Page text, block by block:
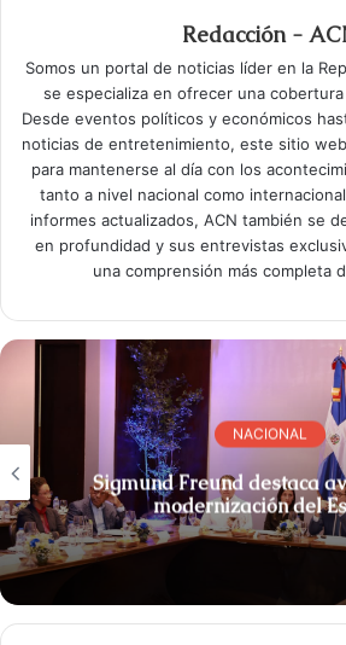
Redacción -
Somos un portal de noticias líder en la
se especializa en ofrecer una
Desde eventos políticos y económicos
noticias de entretenimiento, este sitio
para mantenerse al día con los
tanto a nivel nacional como
informes actualizados, ACN también se
en profundidad y sus entrevistas
una comprensión más completa
NACIONAL
Sigmund Freund destaca
modernización del